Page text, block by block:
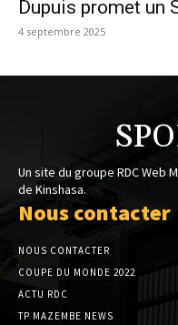
Dupuis promet un
4 septembre 2025
Un site du groupe RDC Web
de Kinshasa.
Nous contacter
NOUS CONTACTER
COUPE DU MONDE 2022
ACTU RDC
TP MAZEMBE NEWS